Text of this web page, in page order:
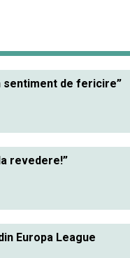
sentiment de fericire”
revedere!”
Europa League